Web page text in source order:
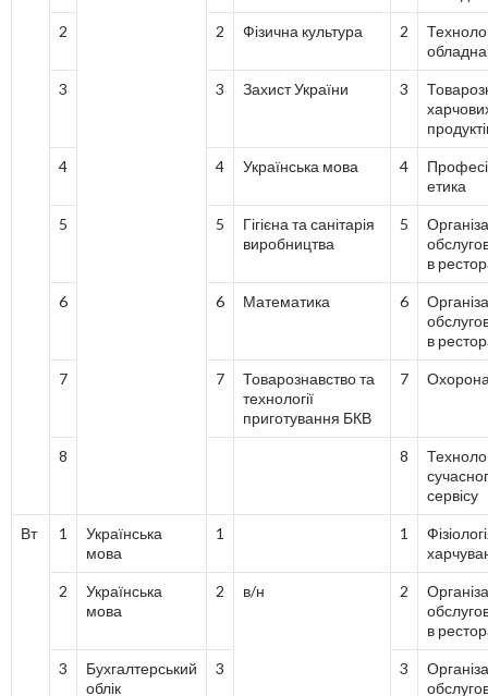
2 2 Фізична культура 2
3 3 Захист України 3
4 4 Українська мова 4
етика
5 5
Гігієна та санітарія
виробництва
5
в
6 6 Математика 6
в
7 7
Товарознавство та
технології
приготування БКВ
7
8 8
сервісу
Вт 1
Українська
мова
1 1
2
Українська
мова
2 в/н 2
в
3
Бухгалтерський
облік
3 3